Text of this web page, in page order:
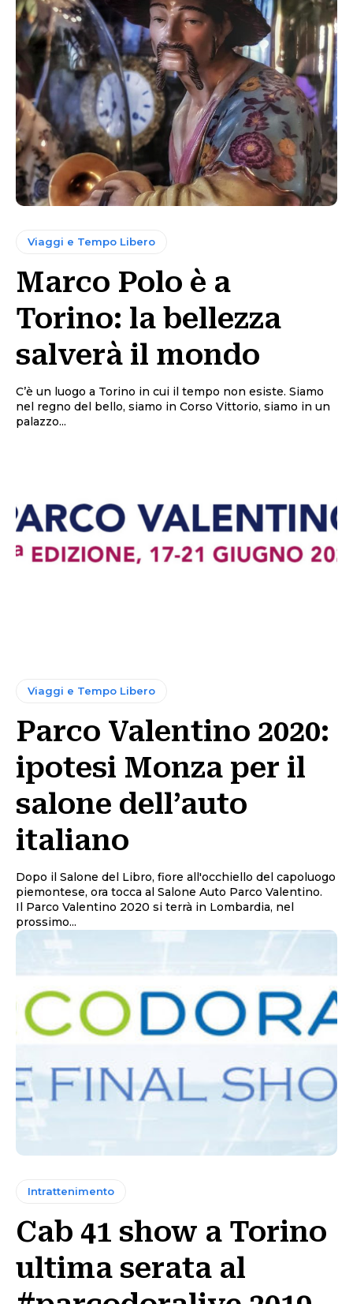
Viaggi e Tempo Libero
Marco Polo è a
Torino: la bellezza
salverà il mondo
C’è un luogo a Torino in cui il tempo non esiste. Siamo
nel regno del bello, siamo in Corso Vittorio, siamo in un
palazzo...
Viaggi e Tempo Libero
Parco Valentino 2020:
ipotesi Monza per il
salone dell’auto
italiano
Dopo il Salone del Libro, fiore all'occhiello del capoluogo
piemontese, ora tocca al Salone Auto Parco Valentino.
Il Parco Valentino 2020 si terrà in Lombardia, nel
prossimo...
Intrattenimento
Cab 41 show a Torino
ultima serata al